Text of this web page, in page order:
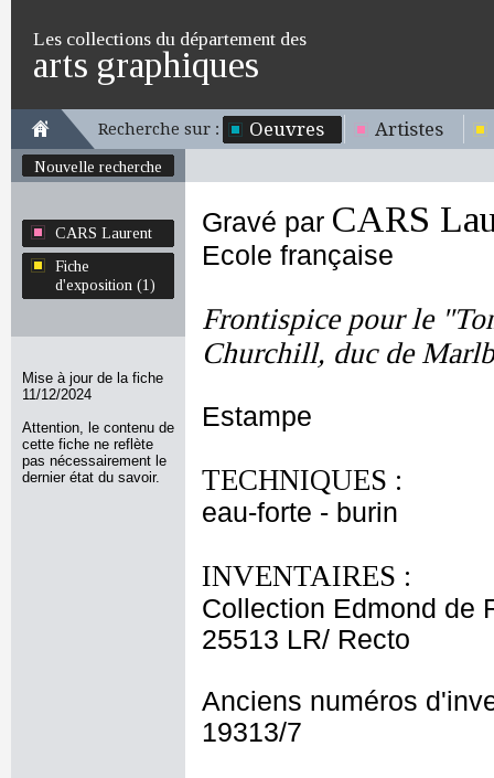
Les collections du département des
arts graphiques
Recherche sur : Oeuvres Artistes
Nouvelle recherche
CARS Laurent
Fiche
d'exposition (1)
Mise à jour de la fiche
11/12/2024
Attention, le contenu de
cette fiche ne reflète
pas nécessairement le
dernier état du savoir.
Gravé par CARS
Ecole française
Frontispice pour le
Churchill, duc de
Estampe
TECHNIQUES :
eau-forte - burin
INVENTAIRES :
Collection Edmond de
25513 LR/ Recto
Anciens numéros
19313/7